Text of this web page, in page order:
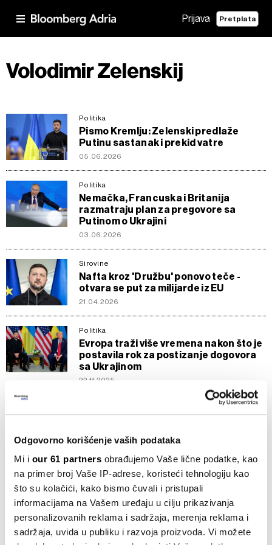
Odgovorno korišćenje vaših podataka
Mi i our 61 partners obrađujemo Vaše lične podatke, kao
na primer broj Vaše IP-adrese, koristeći tehnologiju kao
što su kolačići, kako bismo čuvali i pristupali
informacijama na Vašem uređaju u cilju prikazivanja
personalizovanih reklama i sadržaja, merenja reklama i
sadržaja, uvida u publiku i razvoja proizvoda. Vi možete
Prijava Pretplata
Volodimir Zelenskij
Politika
Pismo Kremlju: Zelenski predlaže
Putinu sastanak i prekid vatre
05.06.2026
Politika
Nemačka, Francuska i Britanija
razmatraju plan za pregovore sa
Putinom o Ukrajini
03.06.2026
Sirovine
Nafta kroz 'Družbu' ponovo teče -
otvara se put za milijarde iz EU
21.04.2026
Politika
Evropa traži više vremena nakon što je
postavila rok za postizanje dogovora
sa Ukrajinom
22.11.2025
pregovaračkim stolom - pet stvari za
danas
11.08.2025
Opšte
Zelenski odbija predaju teritorija,
Trump i Putin se sastaju na Aljasci